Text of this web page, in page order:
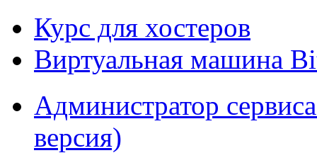
Курс для хостеров
Виртуальная машина
Администратор
версия)